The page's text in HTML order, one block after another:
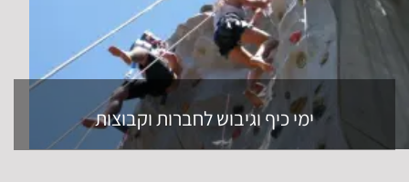
ימי כיף וגיבוש לחברות וקבוצות